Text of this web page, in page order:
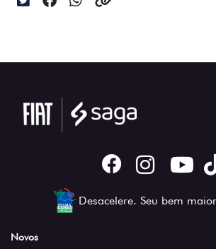
Desacelere. Seu bem
Novos